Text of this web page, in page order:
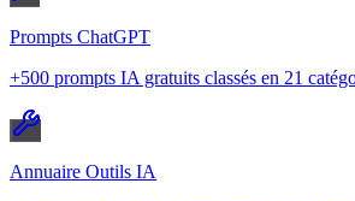
Prompts ChatGPT
+500 prompts IA gratuits classés en 21
Annuaire Outils IA